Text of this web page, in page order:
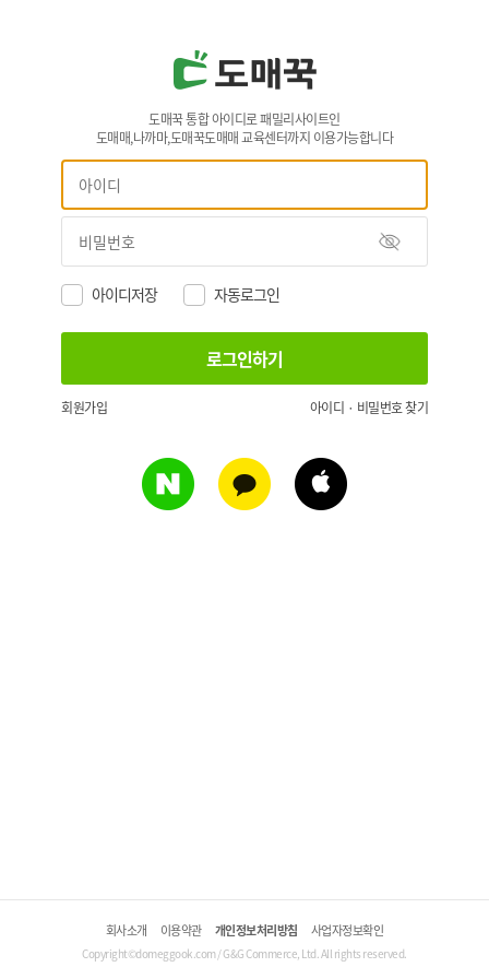
도매꾹 통합 아이디로 패밀리사이트인
도매매,나까마,도매꾹도매매 교육센터까지 이용가능합니다
아이디저장 자동로그인
회원가입 아이디 · 비밀번호 찾기
회사소개 이용약관 개인정보처리방침 사업자정보확인
Copyright©domeggook.com / G&G Commerce, Ltd. All rights reserved.